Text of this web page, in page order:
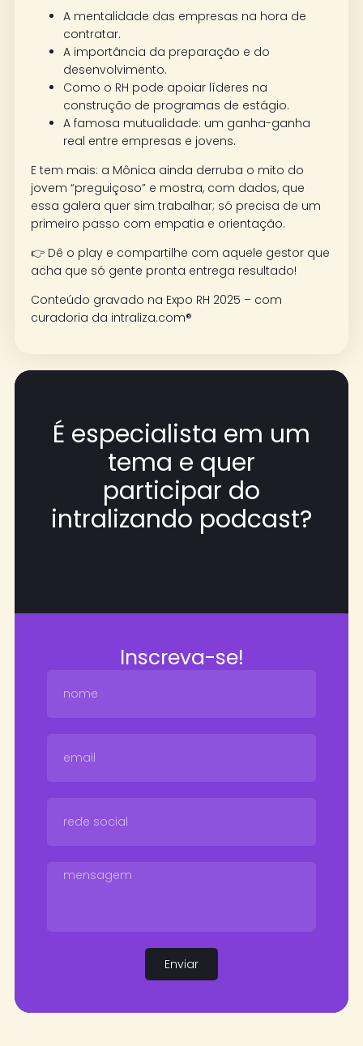
A mentalidade das empresas na hora de
contratar.
A importância da preparação e do
desenvolvimento.
Como o RH pode apoiar líderes na
construção de programas de estágio.
A famosa mutualidade: um ganha-ganha
real entre empresas e jovens.
E tem mais: a Mônica ainda derruba o mito do
jovem “preguiçoso” e mostra, com dados, que
essa galera quer sim trabalhar; só precisa de um
primeiro passo com empatia e orientação.
👉 Dê o play e compartilhe com aquele gestor que
acha que só gente pronta entrega resultado!
Conteúdo gravado na Expo RH 2025 – com
curadoria da intraliza.com®
É especialista em um
tema e quer
participar do
intralizando podcast?
Inscreva-se!
Enviar